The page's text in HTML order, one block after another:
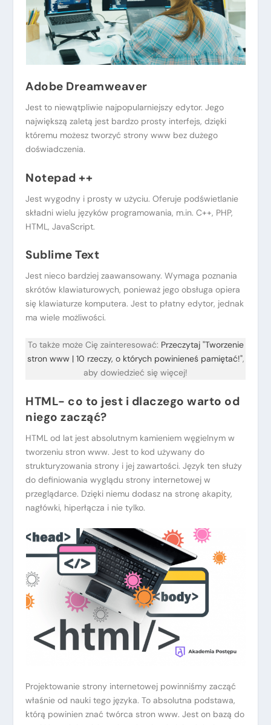
Adobe Dreamweaver
Jest to niewątpliwie najpopularniejszy edytor. Jego
największą zaletą jest bardzo prosty interfejs, dzięki
któremu możesz tworzyć strony www bez dużego
doświadczenia.
Notepad ++
Jest wygodny i prosty w użyciu. Oferuje podświetlanie
składni wielu języków programowania, m.in. C++, PHP,
HTML, JavaScript.
Sublime Text
Jest nieco bardziej zaawansowany. Wymaga poznania
skrótów klawiaturowych, ponieważ jego obsługa opiera
się klawiaturze komputera. Jest to płatny edytor, jednak
ma wiele możliwości.
To także może Cię zainteresować: Przeczytaj "Tworzenie
stron www | 10 rzeczy, o których powinieneś pamiętać!",
aby dowiedzieć się więcej!
HTML- co to jest i dlaczego warto od
niego zacząć?
HTML od lat jest absolutnym kamieniem węgielnym w
tworzeniu stron www. Jest to kod używany do
strukturyzowania strony i jej zawartości. Język ten służy
do definiowania wyglądu strony internetowej w
przeglądarce. Dzięki niemu dodasz na stronę akapity,
nagłówki, hiperłącza i nie tylko.
Projektowanie strony internetowej powinniśmy zacząć
właśnie od nauki tego języka. To absolutna podstawa,
którą powinien znać twórca stron www. Jest on bazą do